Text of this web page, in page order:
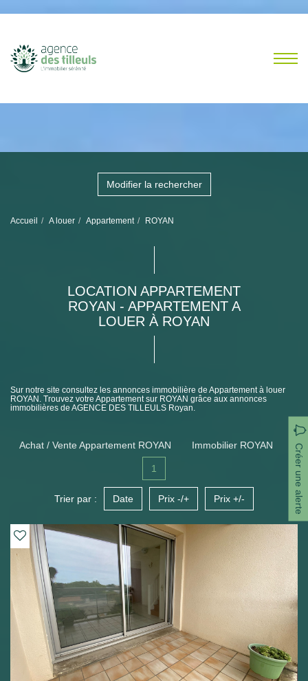
Modifier la rechercher
Accueil A louer Appartement ROYAN
LOCATION APPARTEMENT
ROYAN - APPARTEMENT A
LOUER À ROYAN
Sur notre site consultez les annonces immobilière de Appartement à louer
ROYAN. Trouvez votre Appartement sur ROYAN grâce aux annonces
immobilières de AGENCE DES TILLEULS Royan.
Achat / Vente Appartement ROYAN Immobilier ROYAN Créer une alerte
1
Trier par : Date Prix -/+ Prix +/-